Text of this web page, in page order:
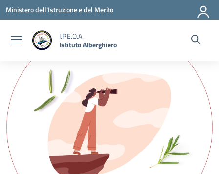
Vai ai contenuti
Vai al menu di navigazione
Vai al footer
Ministero dell'Istruzione e del Merito
I.P.E.O.A.
Istituto Alberghiero